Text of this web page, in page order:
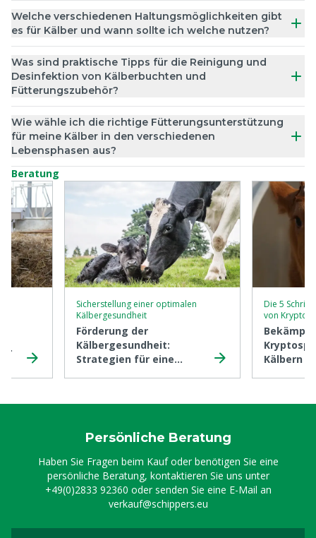
Welche verschiedenen Haltungsmöglichkeiten gibt
es für Kälber und wann sollte ich welche nutzen?
Was sind praktische Tipps für die Reinigung und
Desinfektion von Kälberbuchten und
Fütterungszubehör?
Wie wähle ich die richtige Fütterungsunterstützung
für meine Kälber in den verschiedenen
Lebensphasen aus?
Beratung
Sicherstellung einer optimalen
Kälbergesundheit
Förderung der
Kälbergesundheit:
Strategien für eine
Die 5
von
Kälbern
Persönliche Beratung
Haben Sie Fragen beim Kauf oder benötigen Sie eine
persönliche Beratung, kontaktieren Sie uns unter
+49(0)2833 92360 oder senden Sie eine E-Mail an
verkauf@schippers.eu